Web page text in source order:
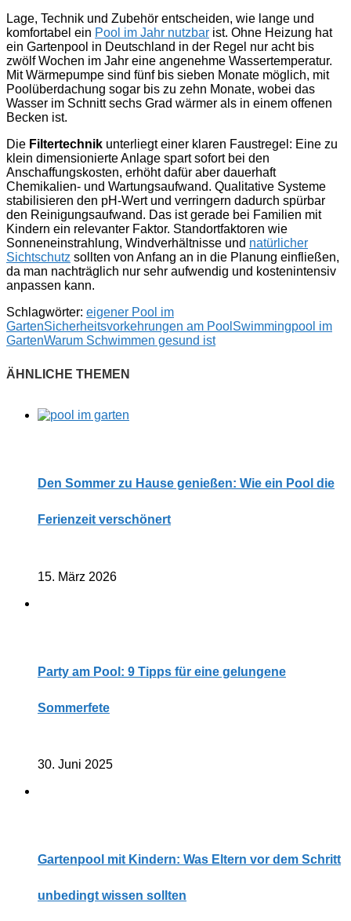
Lage, Technik und Zubehör entscheiden, wie lange und
komfortabel ein Pool im Jahr nutzbar ist. Ohne Heizung hat
ein Gartenpool in Deutschland in der Regel nur acht bis
zwölf Wochen im Jahr eine angenehme Wassertemperatur.
Mit Wärmepumpe sind fünf bis sieben Monate möglich, mit
Poolüberdachung sogar bis zu zehn Monate, wobei das
Wasser im Schnitt sechs Grad wärmer als in einem offenen
Becken ist.
Die Filtertechnik unterliegt einer klaren Faustregel: Eine zu
klein dimensionierte Anlage spart sofort bei den
Anschaffungskosten, erhöht dafür aber dauerhaft
Chemikalien- und Wartungsaufwand. Qualitative Systeme
stabilisieren den pH-Wert und verringern dadurch spürbar
den Reinigungsaufwand. Das ist gerade bei Familien mit
Kindern ein relevanter Faktor. Standortfaktoren wie
Sonneneinstrahlung, Windverhältnisse und natürlicher
Sichtschutz sollten von Anfang an in die Planung einfließen,
da man nachträglich nur sehr aufwendig und kostenintensiv
anpassen kann.
Schlagwörter: eigener Pool im
GartenSicherheitsvorkehrungen am Pool Swimmingpool im
GartenWarum Schwimmen gesund ist
Den Sommer zu Hause genießen: Wie ein Pool die
Ferienzeit verschönert
15. März 2026
Party am Pool: 9 Tipps für eine gelungene
Sommerfete
30. Juni 2025
Gartenpool mit Kindern: Was Eltern vor dem Schritt
unbedingt wissen sollten